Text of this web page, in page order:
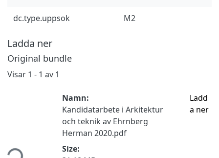
dc.type.uppsok M2
Ladda ner
Original bundle
Visar 1 - 1 av 1
Namn:
Kandidatarbete i Arkitektur
och teknik av Ehrnberg
Herman 2020.pdf
Size:
Ladd
a ner